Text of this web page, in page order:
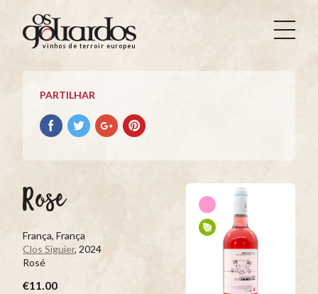
Os
Goliardos
Vinhos
Terroir
Europeus
vinhos de terroir europeus
PARTILHAR
Partilhar
no
Partilhar
no
Partilhar
no
Partilhar
no
Rose
França, França
Clos Siguier, 2024
Rosé
€11.00